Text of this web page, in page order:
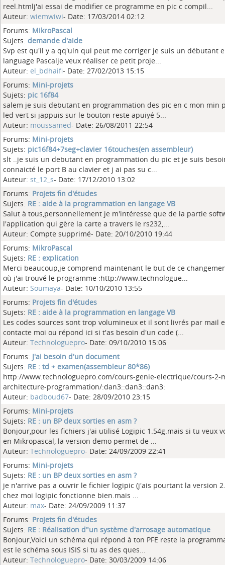
reel.htmlj'ai essai de modifier ce programme en pic c compil...
Auteur: wiemwiwi- Date: 17/03/2014 02:12
Forums: MikroPascal
Sujets: demande d'aide
Svp est qu'il y a qq'uln qui peut me corriger je suis un débutant
language Pascalje veux réaliser ce petit proje...
Auteur: el_bdhaifi- Date: 27/02/2013 15:15
Forums: Mini-projets
Sujets: pic 16f84
salem je suis debutant en programmation des pic en c mon
led vert si jappuis sur le bouton reste apuiyé 5...
Auteur: moussamed- Date: 26/08/2011 22:54
Forums: Mini-projets
Sujets: pic16f84+7seg+clavier 16touches(en assembleur)
slt ..je suis un debutant en programmation du pic et je suis
connaicté le port B au clavier et j ai pas su c...
Auteur: st_12_s- Date: 17/12/2010 13:02
Forums: Projets fin d'études
Sujets: RE : aide à la programmation en langage VB
Salut à tous,personnellement je m'intéresse que de la partie
l'application qui gère la carte a travers le rs232,...
Auteur: Compte supprimé- Date: 20/10/2010 19:44
Forums: MikroPascal
Sujets: RE : explication
Merci beaucoup,je comprend maintenant le but de ce
où j'ai trouvé le programme :http://www.technologue...
Auteur: Soumaya- Date: 10/10/2010 13:55
Forums: Projets fin d'études
Sujets: RE : aide à la programmation en langage VB
Les codes sources sont trop volumineux et il sont livrés par mail
contacte moi ou répond ici si t'as besoin d'un code (...
Auteur: Technologuepro- Date: 09/10/2010 15:06
Forums: J'ai besoin d'un document
Sujets: RE : td + examen(assembleur 80*86)
http://www.technologuepro.com/cours-genie-electrique/cours-2-
architecture-programmation/:dan3::dan3::dan3:
Auteur: badboud67- Date: 28/09/2010 23:15
Forums: Mini-projets
Sujets: RE : un BP deux sorties en asm ?
Bonjour,pour les fichiers j'ai utilisé Logipic 1.54g.mais si tu veux
en Mikropascal, la version demo permet de ...
Auteur: Technologuepro- Date: 24/09/2009 22:41
Forums: Mini-projets
Sujets: RE : un BP deux sorties en asm ?
je n'arrive pas a ouvrir le fichier logipic (j'ais pourtant la version
chez moi logipic fonctionne bien.mais ...
Auteur: max- Date: 24/09/2009 11:37
Forums: Projets fin d'études
Sujets: RE : Réalisation d"un système d'arrosage automatique
Bonjour,Voici un schéma qui répond à ton PFE reste la
est le schéma sous ISIS si tu as des ques...
Auteur: Technologuepro- Date: 30/03/2009 14:06